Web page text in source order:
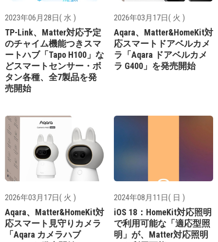
2023年06月28日( 水 )
TP-Link、Matter対応予定
のチャイム機能つきスマ
ートハブ「Tapo H100」な
どスマートセンサー・ボ
タン各種、全7製品を発
売開始
2026年03月17日( 火 )
Aqara、Matter&HomeKit対
応スマートドアベルカメ
ラ「Aqara ドアベルカメ
ラ G400」を発売開始
2026年03月17日( 火 )
Aqara、Matter&HomeKit対
応スマート見守りカメラ
「Aqara カメラハブ
2024年08月11日( 日 )
iOS 18：HomeKit対応照明
で利用可能な「適応型照
明」が、Matter対応照明